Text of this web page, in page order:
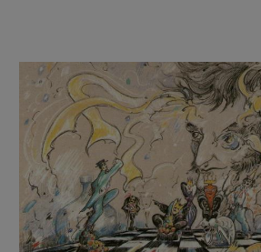
Interviste
RUBRICHE
Archeologie del
presente
Fumetti
Libro & Film
Pulp for kids